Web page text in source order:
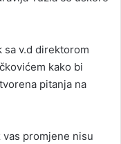
sa v.d direktorom
kako bi
pitanja na
promjene nisu